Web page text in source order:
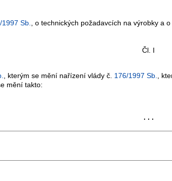
1997 Sb. , o technických požadavcích na výrobky a
Čl. I
, kterým se mění nařízení vlády č. 176/1997 Sb.
,
mění takto:
. . .